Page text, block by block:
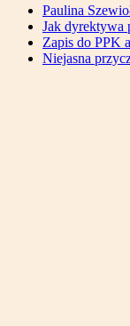
Paulina
Jak dyrektywa
Zapis do PPK
Niejasna